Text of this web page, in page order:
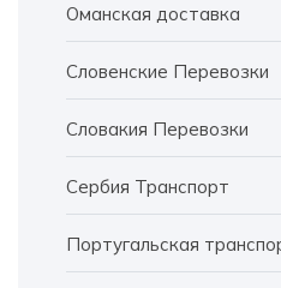
Оманская доставка
Словенские Перевозки
Словакия Перевозки
Сербия Транспорт
Португальская